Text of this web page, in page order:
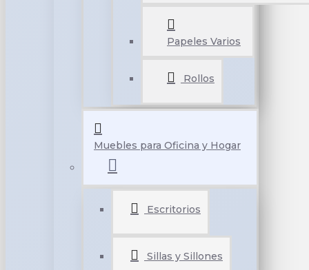
Papeles Varios
Rollos
Muebles para Oficina y Hogar
Escritorios
Sillas y Sillones